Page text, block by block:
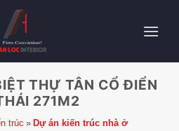
THỰ TÂN CỔ ĐIỂN
271M2
trúc Dự án kiến trúc nhà ở